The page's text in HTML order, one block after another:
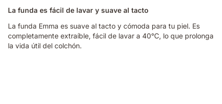
La funda es fácil de lavar y suave al tacto
La funda Emma es suave al tacto y cómoda para tu piel. Es
completamente extraíble, fácil de lavar a 40°C, lo que prolonga
la vida útil del colchón.